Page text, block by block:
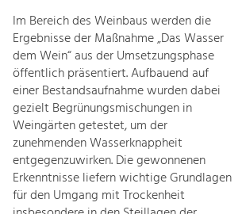
Wertschöpfung
Im Bereich des Weinbaus werden die
Ergebnisse der Maßnahme „Das Wasser
dem Wein“ aus der Umsetzungsphase
öffentlich präsentiert. Aufbauend auf
einer Bestandsaufnahme wurden dabei
gezielt Begrünungsmischungen in
Weingärten getestet, um der
zunehmenden Wasserknappheit
entgegenzuwirken. Die gewonnenen
Erkenntnisse liefern wichtige Grundlagen
für den Umgang mit Trockenheit